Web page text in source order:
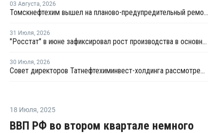
03 Августа, 2026
Томскнефтехим вышел на планово-предупредительный ремонт
31 Июля, 2026
"Росстат" в июне зафиксировал рост производства в основных группах пластмасс
30 Июля, 2026
Совет директоров Татнефтехиминвест-холдинга рассмотрел инновационные решения для разных сфер экономики
18 Июля, 2025
ВВП РФ во втором квартале немного